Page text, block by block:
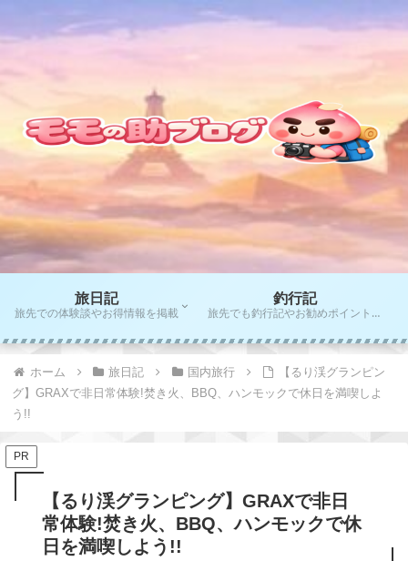
旅日記
旅先での体験談やお得情報を掲載
釣行記
旅先でも釣行記やお勧めポイントをご紹介！！
ホーム 旅日記 国内旅行
【るり渓グランピン
グ】GRAXで非日常体験!焚き火、BBQ、ハンモックで休日を満喫しよ
う!!
PR
【るり渓グランピング】GRAXで非日
常体験!焚き火、BBQ、ハンモックで休
日を満喫しよう!!